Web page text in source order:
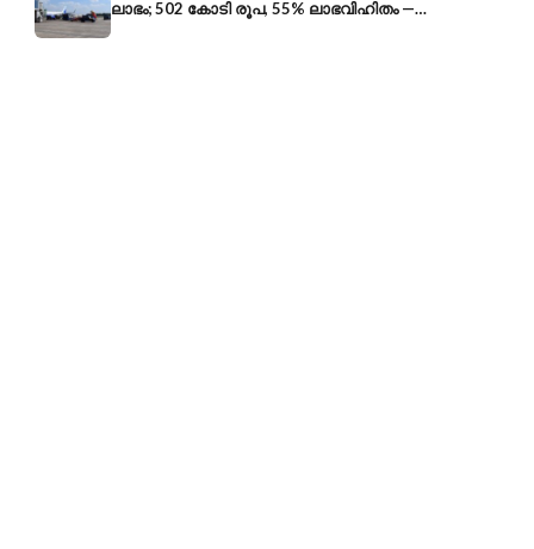
ലാഭം; 502 കോടി രൂപ, 55% ലാഭവിഹിതം —
കൺസൾട്ടൻസി രംഗത്തേക്കും